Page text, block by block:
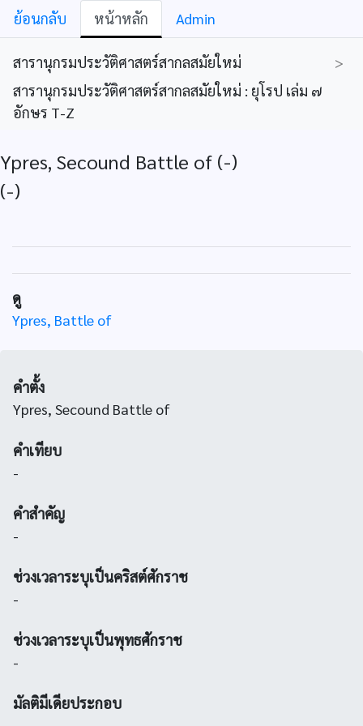
ย้อนกลับ หน้าหลัก Admin
สารานุกรมประวัติศาสตร์สากลสมัยใหม่
>
สารานุกรมประวัติศาสตร์สากลสมัยใหม่ : ยุโรป เล่ม ๗
อักษร T-Z
Ypres, Secound Battle of (-)
(-)
ดู
Ypres, Battle of
คำตั้ง
Ypres, Secound Battle of
คำเทียบ
-
คำสำคัญ
-
ช่วงเวลาระบุเป็นคริสต์ศักราช
-
ช่วงเวลาระบุเป็นพุทธศักราช
-
มัลติมีเดียประกอบ